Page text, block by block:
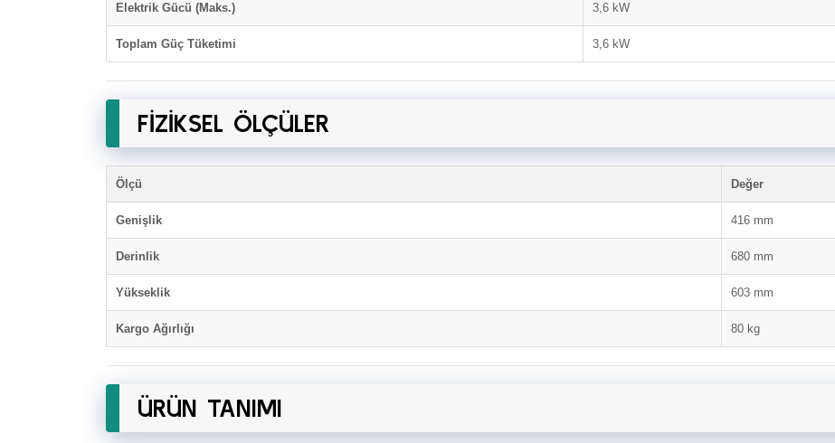
Elektrik Gücü (Maks.) 3,6 kW
Toplam Güç Tüketimi 3,6 kW
FİZİKSEL ÖLÇÜLER
Ölçü Değer
Genişlik 416 mm
Derinlik 680 mm
Yükseklik 603 mm
Kargo Ağırlığı 80 kg
ÜRÜN TANIMI